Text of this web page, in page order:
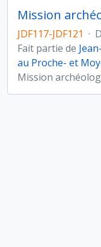
JDF117-JDF121 ·
Fait partie de
au Proche- et
Mission